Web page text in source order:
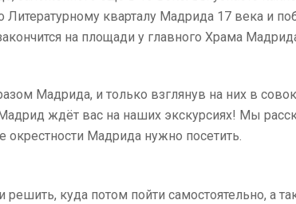
Литературному кварталу Мадрида 17 века и
на площади у главного Храма
Мадрида, и только взглянув на них в
ждёт вас на наших экскурсиях! Мы
окрестности Мадрида нужно посетить.
решить, куда потом пойти самостоятельно, а